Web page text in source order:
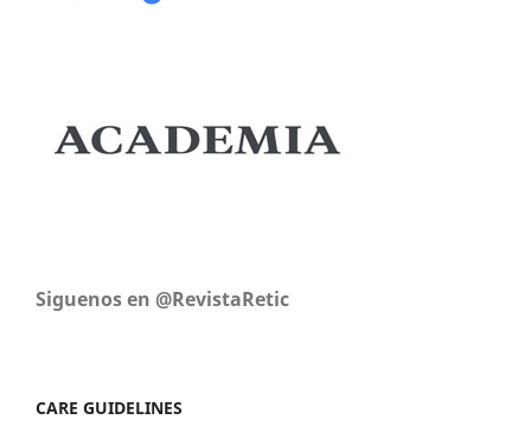
Siguenos en @RevistaRetic
CARE GUIDELINES